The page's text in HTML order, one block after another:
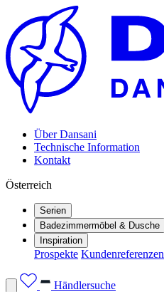
Über Dansani
Technische Information
Kontakt
Österreich
Serien
Badezimmermöbel & Dusche
Inspiration
Prospekte Kundenreferenzen
Händlersuche